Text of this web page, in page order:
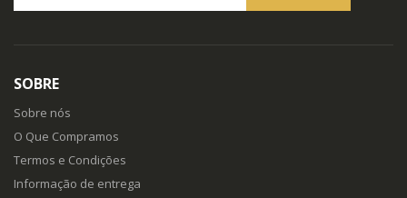
SOBRE
Sobre nós
O Que Compramos
Termos e Condições
Informação de entrega